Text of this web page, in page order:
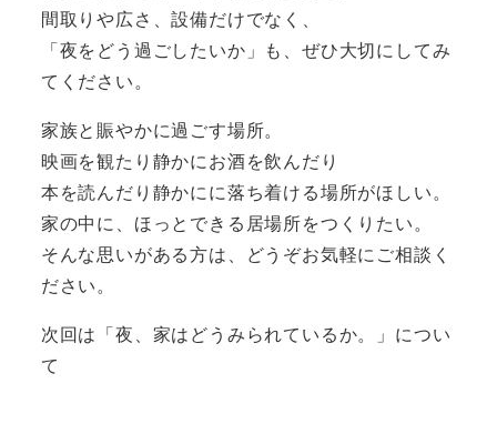
間取りや広さ、設備だけでなく、
「夜をどう過ごしたいか」も、ぜひ大切にしてみ
てください。
家族と賑やかに過ごす場所。
映画を観たり静かにお酒を飲んだり
本を読んだり静かにに落ち着ける場所がほしい。
家の中に、ほっとできる居場所をつくりたい。
そんな思いがある方は、どうぞお気軽にご相談く
ださい。
次回は「夜、家はどうみられているか。」につい
て